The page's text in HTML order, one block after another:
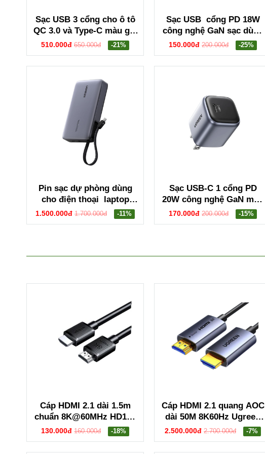
Sạc USB 3 cổng cho ô tô
QC 3.0 và Type-C màu ghi
xám Ugreen 35024 EC703
510.000đ 650.000đ -21%
Sạc USB cổng PD 18W
công nghệ GaN sạc dùng
dây màu đen Ugreen
75953 X518
150.000đ 200.000đ -25%
Pin sạc dự phòng dùng
cho điện thoại laptop
20000mAh Lithium có dây
USB-C tích hợp Ugreen
1.500.000đ 1.700.000đ -11%
Sạc USB-C 1 cổng PD
20W công nghệ GaN màu
đen Ugreen 55527 X512
170.000đ 200.000đ -15%
Cáp HDMI 2.1 dài 1.5m
chuẩn 8K@60MHz HD175
Ugreen 45431
130.000đ 160.000đ -18%
Cáp HDMI 2.1 quang AOC
dài 50M 8K60Hz Ugreen
55510 HD183
2.500.000đ 2.700.000đ -7%